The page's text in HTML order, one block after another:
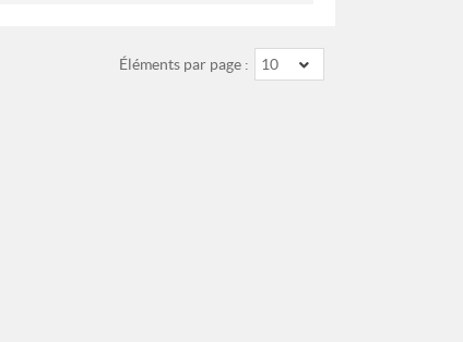
Éléments par page : 10